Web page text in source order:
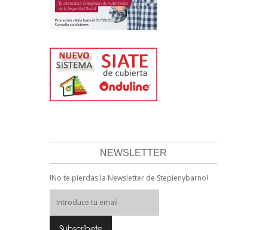
NEWSLETTER
!No te pierdas la Newsletter de Stepienybarno!